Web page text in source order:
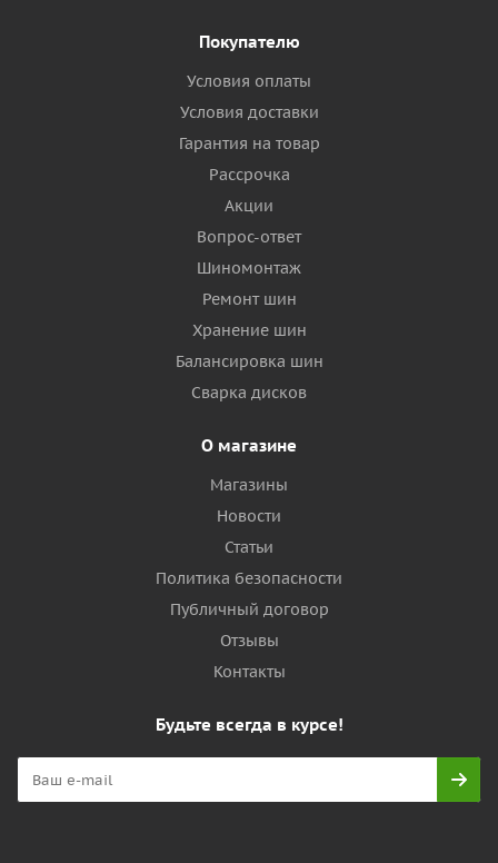
Покупателю
Условия оплаты
Условия доставки
Гарантия на товар
Рассрочка
Акции
Вопрос-ответ
Шиномонтаж
Ремонт шин
Хранение шин
Балансировка шин
Сварка дисков
О магазине
Магазины
Новости
Статьи
Политика безопасности
Публичный договор
Отзывы
Контакты
Будьте всегда в курсе!